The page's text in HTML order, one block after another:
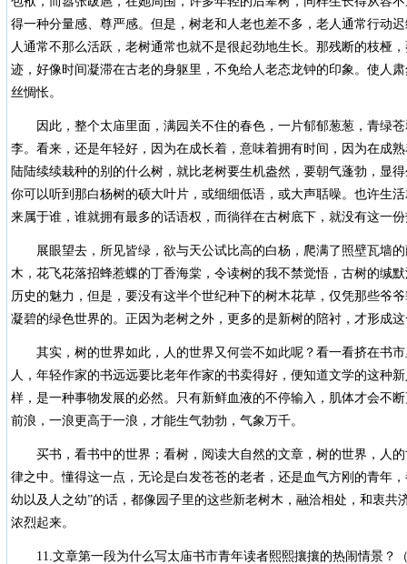
得一种分量感、尊严感。但是，树老和人老也差不多，老人通常行动
人通常不那么活跃，老树通常也就不是很起劲地生长。那残断的枝桠
迹，好像时间凝滞在古老的身躯里，不免给人老态龙钟的印象。使人
丝惆怅。
因此，整个太庙里面，满园关不住的春色，一片郁郁葱葱，青绿苍
李。看来，还是年轻好，因为在成长着，意味着拥有时间，因为在成
陆陆续续栽种的别的什么树，就比老树要生机盎然，要朝气蓬勃，显
你可以听到那白杨树的硕大叶片，或细细低语，或大声聒噪。也许生
来属于谁，谁就拥有最多的话语权，而徜徉在古树底下，就没有这一
展眼望去，所见皆绿，欲与天公试比高的白杨，爬满了照壁瓦墙的
木，花飞花落招蜂惹蝶的丁香海棠，令读树的我不禁觉悟，古树的缄
历史的魅力，但是，要没有这半个世纪种下的树木花草，仅凭那些爷
凝碧的绿色世界的。正因为老树之外，更多的是新树的陪衬，才形成
其实，树的世界如此，人的世界又何尝不如此呢？看一看挤在书市
人，年轻作家的书远远要比老年作家的书卖得好，便知道文学的这种
样，是一种事物发展的必然。只有新鲜血液的不停输入，肌体才会不
前浪，一浪更高于一浪，才能生气勃勃，气象万千。
买书，看书中的世界；看树，阅读大自然的文章，树的世界，人的
律之中。懂得这一点，无论是白发苍苍的老者，还是血气方刚的青年
幼以及人之幼”的话，都像园子里的这些新老树木，融洽相处，和衷共
浓烈起来。
11.文章第一段为什么写太庙书市青年读者熙熙攘攘的热闹情景？